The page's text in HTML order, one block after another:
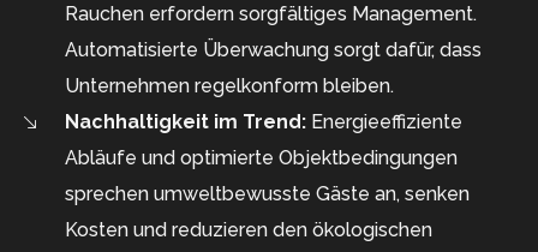
Rauchen erfordern sorgfältiges Management.
Automatisierte Überwachung sorgt dafür, dass
Unternehmen regelkonform bleiben.
Nachhaltigkeit im Trend: Energieeffiziente
Abläufe und optimierte Objektbedingungen
sprechen umweltbewusste Gäste an, senken
Kosten und reduzieren den ökologischen